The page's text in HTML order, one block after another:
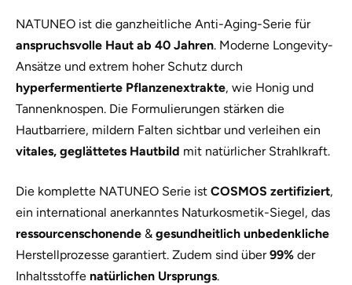
NATUNEO ist die ganzheitliche Anti-Aging-Serie für
anspruchsvolle Haut ab 40 Jahren. Moderne Longevity-
Ansätze und extrem hoher Schutz durch
hyperfermentierte Pflanzenextrakte, wie Honig und
Tannenknospen. Die Formulierungen stärken die
Hautbarriere, mildern Falten sichtbar und verleihen ein
vitales, geglättetes Hautbild mit natürlicher Strahlkraft.
Die komplette NATUNEO Serie ist COSMOS zertifiziert,
ein international anerkanntes Naturkosmetik-Siegel, das
ressourcenschonende & gesundheitlich unbedenkliche
Herstellprozesse garantiert. Zudem sind über99% der
Inhaltsstoffe natürlichen Ursprungs.